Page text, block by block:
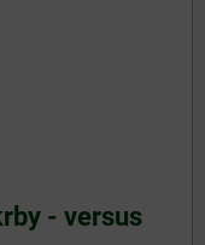
- versus